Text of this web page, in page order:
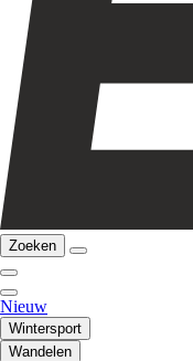
Zoeken
Nieuw
Wintersport
Wandelen